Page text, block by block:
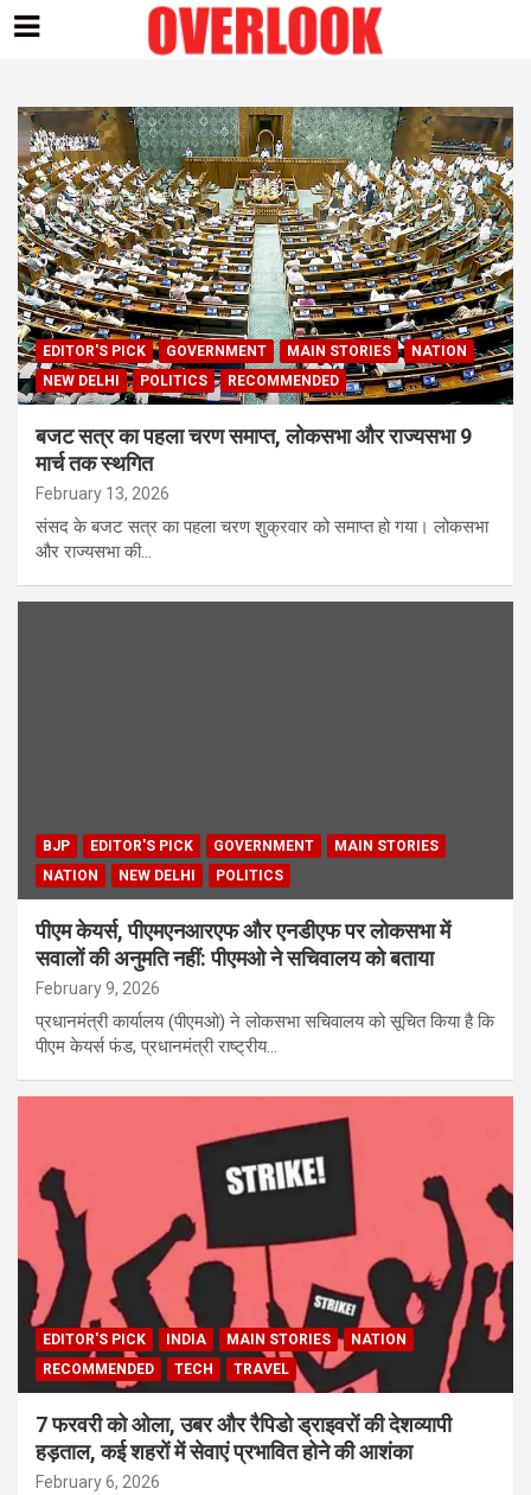
content
EDITOR'S PICK GOVERNMENT MAIN STORIES
NATION
NEW DELHI
POLITICS RECOMMENDED
बजट सत्र का पहला चरण समाप्त, लोकसभा और राज्यसभा 9
मार्च तक स्थगित
February 13, 2026
संसद के बजट सत्र का पहला चरण शुक्रवार को समाप्त हो गया। लोकसभा
और राज्यसभा की…
BJP EDITOR'S PICK GOVERNMENT
MAIN STORIES
NATION
NEW DELHI POLITICS
पीएम केयर्स, पीएमएनआरएफ और एनडीएफ पर लोकसभा में
सवालों की अनुमति नहीं: पीएमओ ने सचिवालय को बताया
February 9, 2026
प्रधानमंत्री कार्यालय (पीएमओ) ने लोकसभा सचिवालय को सूचित किया है कि
पीएम केयर्स फंड, प्रधानमंत्री राष्ट्रीय…
EDITOR'S PICK INDIA MAIN STORIES
NATION
RECOMMENDED
TECH TRAVEL
7 फरवरी को ओला, उबर और रैपिडो ड्राइवरों की देशव्यापी
हड़ताल, कई शहरों में सेवाएं प्रभावित होने की आशंका
February 6, 2026